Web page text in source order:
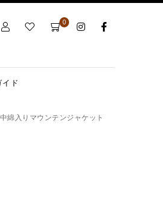
0
ド
綿入りマウンテンジャケット